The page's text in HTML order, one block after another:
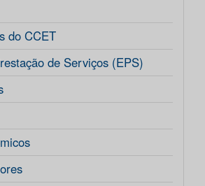
do CCET
de Serviços (EPS)